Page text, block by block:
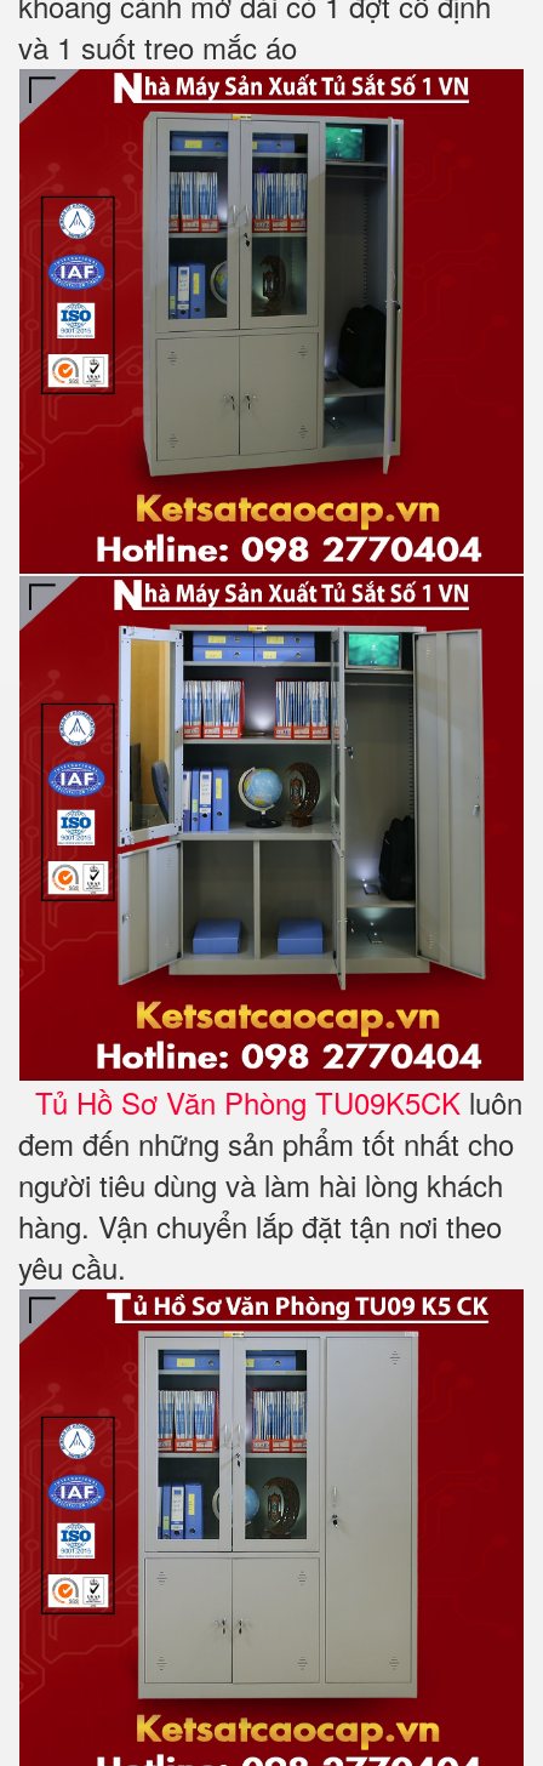
và 1 suốt treo mắc áo
Tủ Hồ Sơ Văn Phòng TU09K5CK luôn
đem đến những sản phẩm tốt nhất cho
người tiêu dùng và làm hài lòng khách
hàng. Vận chuyển lắp đặt tận nơi theo
yêu cầu.